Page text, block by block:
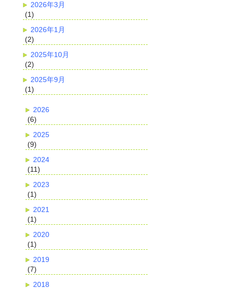
2026年3月
(1)
2026年1月
(2)
2025年10月
(2)
2025年9月
(1)
2026
(6)
2025
(9)
2024
(11)
2023
(1)
2021
(1)
2020
(1)
2019
(7)
2018